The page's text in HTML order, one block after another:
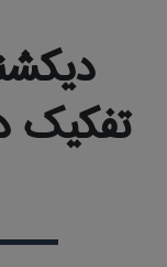
تفکیک